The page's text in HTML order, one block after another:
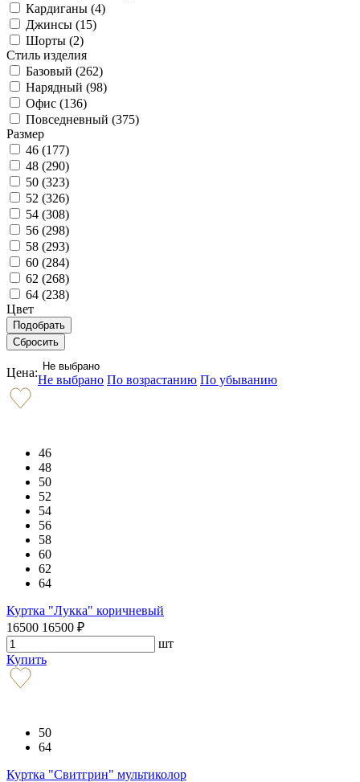
Кардиганы (4)
Джинсы (15)
Шорты (2)
Стиль изделия
Базовый (262)
Нарядный (98)
Офис (136)
Повседневный (375)
Размер
46 (177)
48 (290)
50 (323)
52 (326)
54 (308)
56 (298)
58 (293)
60 (284)
62 (268)
64 (238)
Цвет
Цена: Не выбрано
Не выбрано По возрастанию По убыванию
46
48
50
52
54
56
58
60
62
64
Куртка "Лукка" коричневый
16500 16500 ₽
шт
Купить
50
64
Куртка "Свитгрин" мультиколор